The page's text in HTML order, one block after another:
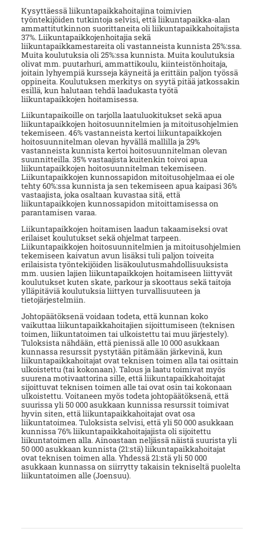
Kysyttäessä liikuntapaikkahoitajina toimivien
työntekijöiden tutkintoja selvisi, että liikuntapaikka-alan
ammattitutkinnon suorittaneita oli liikuntapaikkahoitajista
37%. Liikuntapaikkojenhoitajia sekä
liikuntapaikkamestareita oli vastanneista kunnista 25%:ssa.
Muita koulutuksia oli 25%:ssa kunnista. Muita koulutuksia
olivat mm. puutarhuri, ammattikoulu, kiinteistönhoitaja,
joitain lyhyempiä kursseja käyneitä ja erittäin paljon työssä
oppineita. Koulutuksen merkitys on syytä pitää jatkossakin
esillä, kun halutaan tehdä laadukasta työtä
liikuntapaikkojen hoitamisessa.
Liikuntapaikoille on tarjolla laatuluokitukset sekä apua
liikuntapaikkojen hoitosuunnitelmien ja mitoitusohjelmien
tekemiseen. 46% vastanneista kertoi liikuntapaikkojen
hoitosuunnitelman olevan hyvällä mallilla ja 29%
vastanneista kunnista kertoi hoitosuunnitelman olevan
suunnitteilla. 35% vastaajista kuitenkin toivoi apua
liikuntapaikkojen hoitosuunnitelman tekemiseen.
Liikuntapaikkojen kunnossapidon mitoitusohjelmaa ei ole
tehty 60%:ssa kunnista ja sen tekemiseen apua kaipasi 36%
vastaajista, joka osaltaan kuvastaa sitä, että
liikuntapaikkojen kunnossapidon mitoittamisessa on
parantamisen varaa.
Liikuntapaikkojen hoitamisen laadun takaamiseksi ovat
erilaiset koulutukset sekä ohjelmat tarpeen.
Liikuntapaikkojen hoitosuunnitelmien ja mitoitusohjelmien
tekemiseen kaivatun avun lisäksi tuli paljon toiveita
erilaisista työntekijöiden lisäkoulutusmahdollisuuksista
mm. uusien lajien liikuntapaikkojen hoitamiseen liittyvät
koulutukset kuten skate, parkour ja skoottaus sekä taitoja
ylläpitäviä koulutuksia liittyen turvallisuuteen ja
tietojärjestelmiin.
Johtopäätöksenä voidaan todeta, että kunnan koko
vaikuttaa liikuntapaikkahoitajien sijoittumiseen (teknisen
toimen, liikuntatoimen tai ulkoistettu tai muu järjestely).
Tuloksista nähdään, että pienissä alle 10 000 asukkaan
kunnassa resurssit pystytään pitämään järkevinä, kun
liikuntapaikkahoitajat ovat teknisen toimen alla tai osittain
ulkoistettu (tai kokonaan). Talous ja laatu toimivat myös
suurena motivaattorina sille, että liikuntapaikkahoitajat
sijoittuvat teknisen toimen alle tai ovat osin tai kokonaan
ulkoistettu. Voitaneen myös todeta johtopäätöksenä, että
suurissa yli 50 000 asukkaan kunnissa resurssit toimivat
hyvin siten, että liikuntapaikkahoitajat ovat osa
liikuntatoimea. Tuloksista selvisi, että yli 50 000 asukkaan
kunnissa 76% liikuntapaikkahoitajajista oli sijoitettu
liikuntatoimen alla. Ainoastaan neljässä näistä suurista yli
50 000 asukkaan kunnista (21:stä) liikuntapaikkahoitajat
ovat teknisen toimen alla. Yhdessä 21:stä yli 50 000
asukkaan kunnassa on siirrytty takaisin tekniseltä puolelta
liikuntatoimen alle (Joensuu).